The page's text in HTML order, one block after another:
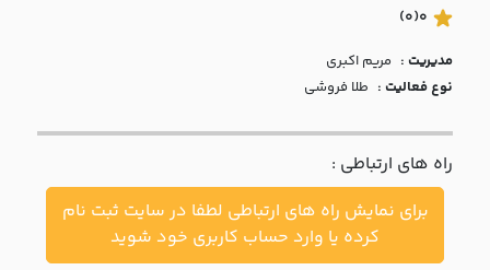
با ما
مقالات
اخبار
پرسش
متداول
خواست
0
(0)
مدیریت : مريم اکبري
نوع فعالیت : طلا فروشی
راه های ارتباطی :
برای نمایش راه های ارتباطی لطفا در سایت ثبت نام
کرده یا وارد حساب کاربری خود شوید